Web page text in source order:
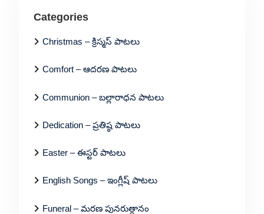
Categories
Christmas – క్రిస్మస్ పాటలు
Comfort – ఆదరణ పాటలు
Communion – బల్లారాధన పాటలు
Dedication – ప్రతిష్ఠ పాటలు
Easter – ఈస్టర్ పాటలు
English Songs – ఇంగ్లీష్ పాటలు
Funeral – మరణ పునరుత్దానం